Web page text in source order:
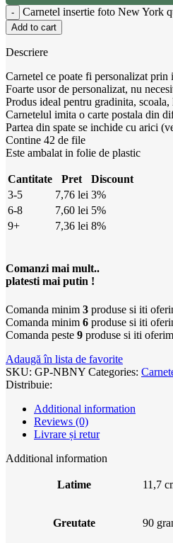
Carnetel insertie foto New York
Add to cart
Descriere
Carnetel ce poate fi personalizat
Foarte usor de personalizat, nu
Produs ideal pentru gradinita, scoala,
Carnetelul imita o carte postala din
Partea din spate se inchide cu arici
Contine 42 de file
Este ambalat in folie de plastic
Cantitate Pret
Discount
3-5
7,76 lei 3%
6-8
7,60 lei 5%
9+
7,36 lei 8%
Comanzi mai mult..
platesti mai putin !
Comanda minim 3 produse si iti
Comanda minim 6 produse si iti
Comanda peste 9 produse si iti
Adaugă în lista de favorite
SKU: GP-NBNY Categories:
Distribuie:
Additional information
Reviews (0)
Livrare și retur
Additional information
Latime 11,7
Greutate 90